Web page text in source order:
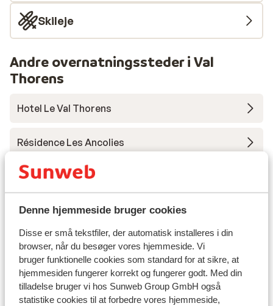
Denne hjemmeside bruger cookies
Disse er små tekstfiler, der automatisk installeres i din
browser, når du besøger vores hjemmeside. Vi
bruger funktionelle cookies som standard for at sikre, at
hjemmesiden fungerer korrekt og fungerer godt. Med din
tilladelse bruger vi hos Sunweb Group GmbH også
statistike cookies til at forbedre vores hjemmeside,
Skileje
Andre overnatningssteder i Val
Thorens
Hotel Le Val Thorens
Résidence Les Ancolies
Hotel Koh-I Nor
Hotel Le Sherpa
Hotel Fitz Roy - Halvpension
Résidence Koh-I Nor